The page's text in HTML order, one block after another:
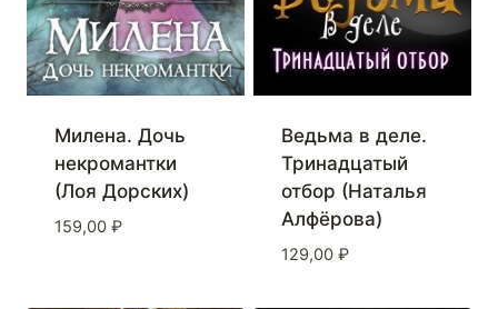
Милена. Дочь
некромантки
(Лоя Дорских)
159,00 ₽
Ведьма в деле.
Тринадцатый
отбор (Наталья
Алфёрова)
129,00 ₽